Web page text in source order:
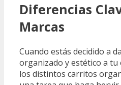
Diferencias
Marcas
Cuando estás decidido a
organizado y estético a
los distintos carritos